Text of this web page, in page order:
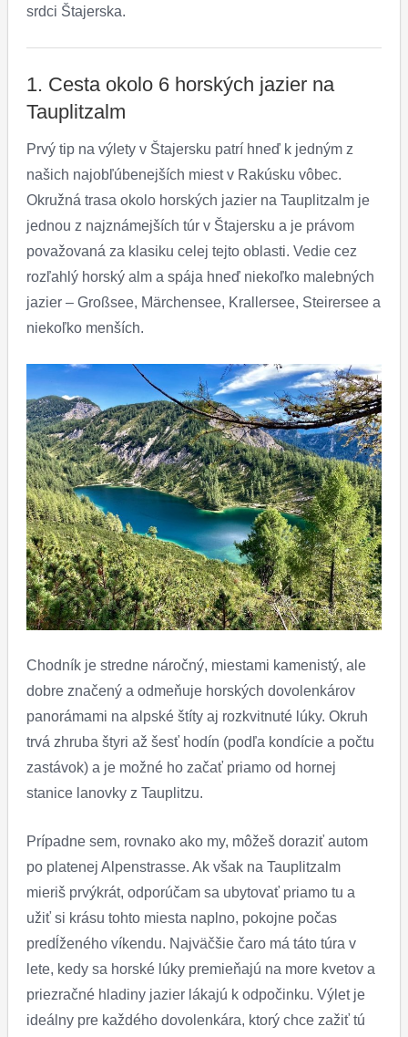
srdci Štajerska.
1. Cesta okolo 6 horských jazier na
Tauplitzalm
Prvý tip na výlety v Štajersku patrí hneď k jedným z
našich najobľúbenejších miest v Rakúsku vôbec.
Okružná trasa okolo horských jazier na Tauplitzalm je
jednou z najznámejších túr v Štajersku a je právom
považovaná za klasiku celej tejto oblasti. Vedie cez
rozľahlý horský alm a spája hneď niekoľko malebných
jazier – Großsee, Märchensee, Krallersee, Steirersee a
niekoľko menších.
Chodník je stredne náročný, miestami kamenistý, ale
dobre značený a odmeňuje horských dovolenkárov
panorámami na alpské štíty aj rozkvitnuté lúky. Okruh
trvá zhruba štyri až šesť hodín (podľa kondície a počtu
zastávok) a je možné ho začať priamo od hornej
stanice lanovky z Tauplitzu.
Prípadne sem, rovnako ako my, môžeš doraziť autom
po platenej Alpenstrasse. Ak však na Tauplitzalm
mieriš prvýkrát, odporúčam sa ubytovať priamo tu a
užiť si krásu tohto miesta naplno, pokojne počas
predĺženého víkendu. Najväčšie čaro má táto túra v
lete, kedy sa horské lúky premieňajú na more kvetov a
priezračné hladiny jazier lákajú k odpočinku. Výlet je
ideálny pre každého dovolenkára, ktorý chce zažiť tú